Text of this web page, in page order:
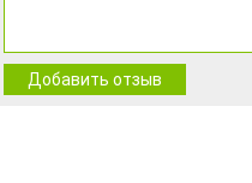
Добавить отзыв